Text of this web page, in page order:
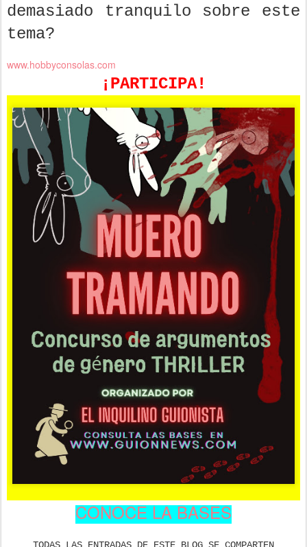
demasiado tranquilo sobre este
tema?
www.hobbyconsolas.com
¡PARTICIPA!
CONOCE LA BASES